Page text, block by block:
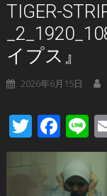
TIGER-
イプス』
2026年6月15日
Twitter